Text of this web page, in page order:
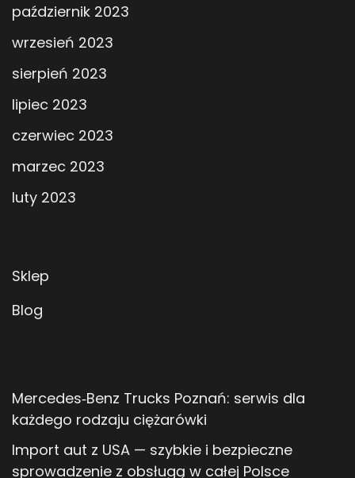
październik 2023
wrzesień 2023
sierpień 2023
lipiec 2023
czerwiec 2023
marzec 2023
luty 2023
Sklep
Blog
Mercedes‑Benz Trucks Poznań: serwis dla
każdego rodzaju ciężarówki
Import aut z USA — szybkie i bezpieczne
sprowadzenie z obsługą w całej Polsce